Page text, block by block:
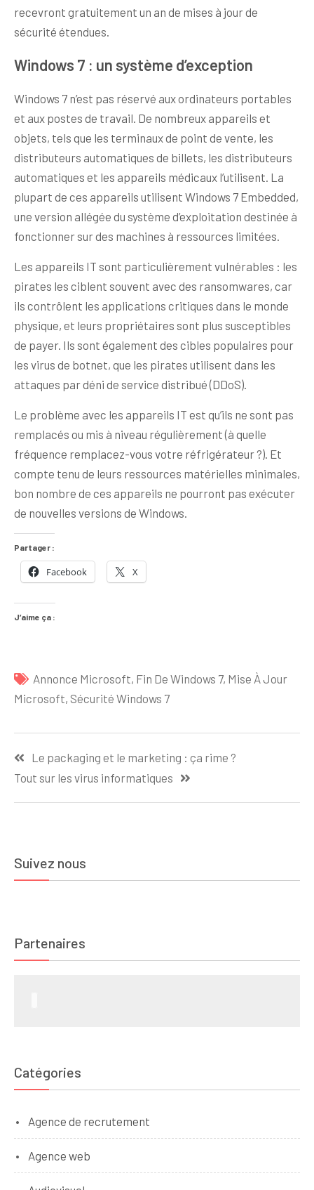
recevront gratuitement un an de mises à jour de
sécurité étendues.
Windows 7 : un système d’exception
Windows 7 n’est pas réservé aux ordinateurs portables
et aux postes de travail. De nombreux appareils et
objets, tels que les terminaux de point de vente, les
distributeurs automatiques de billets, les distributeurs
automatiques et les appareils médicaux l’utilisent. La
plupart de ces appareils utilisent Windows 7 Embedded,
une version allégée du système d’exploitation destinée à
fonctionner sur des machines à ressources limitées.
Les appareils IT sont particulièrement vulnérables : les
pirates les ciblent souvent avec des ransomwares, car
ils contrôlent les applications critiques dans le monde
physique, et leurs propriétaires sont plus susceptibles
de payer. Ils sont également des cibles populaires pour
les virus de botnet, que les pirates utilisent dans les
attaques par déni de service distribué (DDoS).
Le problème avec les appareils IT est qu’ils ne sont pas
remplacés ou mis à niveau régulièrement (à quelle
fréquence remplacez-vous votre réfrigérateur ?). Et
compte tenu de leurs ressources matérielles minimales,
bon nombre de ces appareils ne pourront pas exécuter
de nouvelles versions de Windows.
Partager :
Facebook X
J’aime ça :
Annonce Microsoft, Fin De Windows 7, Mise À Jour
Microsoft, Sécurité Windows 7
Le packaging et le marketing : ça rime ?
Tout sur les virus informatiques
Suivez nous
Partenaires
Catégories
Agence de recrutement
Agence web